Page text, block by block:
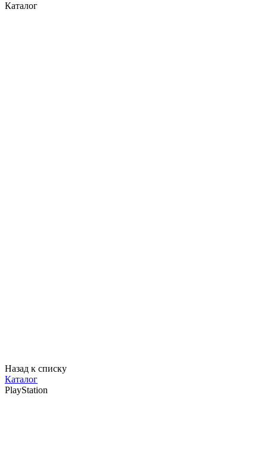
Каталог
Назад к списку
Каталог
PlayStation